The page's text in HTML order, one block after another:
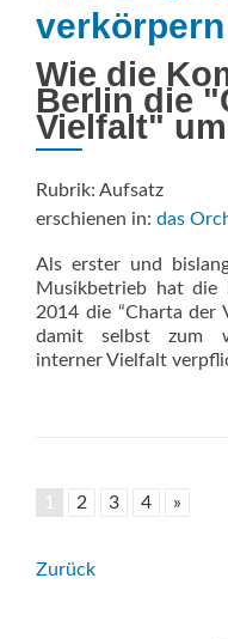
verkörpern
Wie die
Berlin die
Vielfalt"
Rubrik: Aufsatz
erschienen in: das
Als erster und
Musikbetrieb hat die
2014 die “Charta der
damit selbst zum
interner Vielfalt
1 2 3 4 »
Beitrags-
Zurück